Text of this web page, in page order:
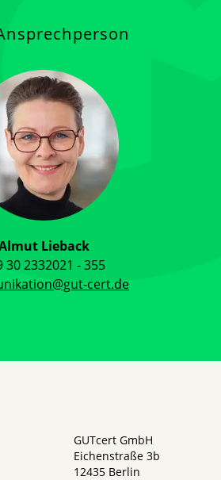
Lieback
30 2332021 - 355
cert.de
GUTcert GmbH
Eichenstraße 3b
12435 Berlin